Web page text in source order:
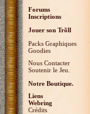
Forums
Inscriptions
Jouer son Trõll
Packs Graphiques
Goodies
Nous Contacter
Soutenir le Jeu.
Notre Boutique.
Liens
Webring
Crédits